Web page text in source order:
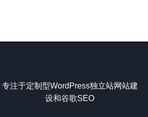
专注于定制型WordPress独立站网站建
设和谷歌SEO